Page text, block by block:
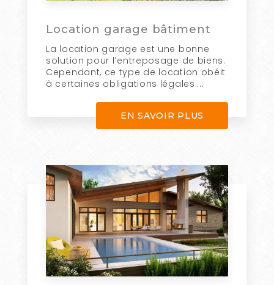
Location garage bâtiment
La location garage est une bonne
solution pour l’entreposage de biens.
Cependant, ce type de location obéit
à certaines obligations légales....
EN SAVOIR PLUS